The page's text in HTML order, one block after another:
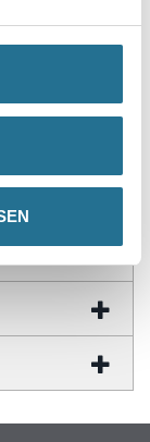
Wiedergabe
des